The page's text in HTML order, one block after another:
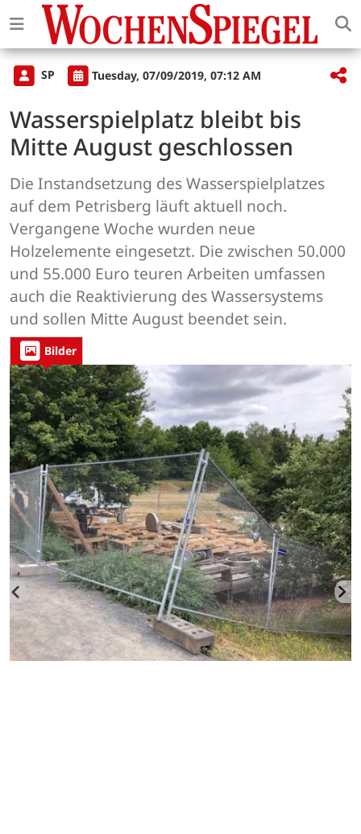
SP Tuesday, 07/09/2019, 07:12 AM
Wasserspielplatz bleibt bis
Mitte August geschlossen
Die Instandsetzung des Wasserspielplatzes
auf dem Petrisberg läuft aktuell noch.
Vergangene Woche wurden neue
Holzelemente eingesetzt. Die zwischen 50.000
und 55.000 Euro teuren Arbeiten umfassen
auch die Reaktivierung des Wassersystems
und sollen Mitte August beendet sein.
Bilder